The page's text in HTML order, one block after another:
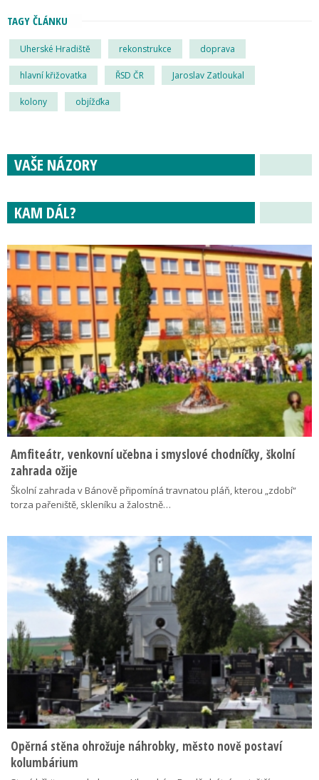
TAGY ČLÁNKU
Uherské Hradiště rekonstrukce doprava
hlavní křižovatka ŘSD ČR Jaroslav Zatloukal
kolony objížďka
VAŠE NÁZORY
KAM DÁL?
Amfiteátr, venkovní učebna i smyslové chodníčky, školní
zahrada ožije
Školní zahrada v Bánově připomíná travnatou pláň, kterou „zdobí“
torza pařeniště, skleníku a žalostně…
Opěrná stěna ohrožuje náhrobky, město nově postaví
kolumbárium